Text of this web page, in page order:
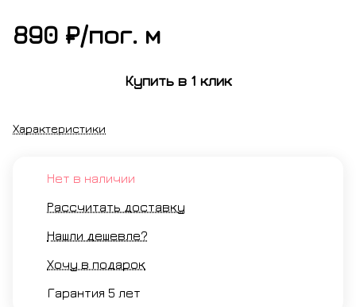
890 ₽/пог. м
Купить в 1 клик
Характеристики
Нет в наличии
Рассчитать доставку
Нашли дешевле?
Хочу в подарок
Гарантия 5 лет